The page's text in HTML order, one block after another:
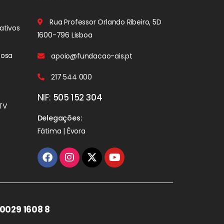
Rua Professor Orlando Ribeiro, 5D
1600-796 Lisboa
apoio@fundacao-ais.pt
217 544 000
NIF: 505 152 304
Delegações:
Fátima | Évora
1608 8